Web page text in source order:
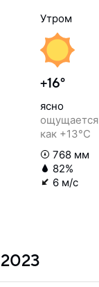
Утром
+16°
ясно
ощущается
как +13°C
768 мм
82%
6 м/с
2023